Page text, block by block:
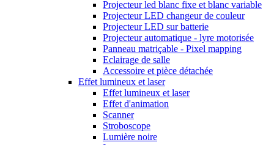
Projecteur led blanc fixe et blanc variable
Projecteur LED changeur de couleur
Projecteur LED sur batterie
Projecteur automatique - lyre motorisée
Panneau matriçable - Pixel mapping
Eclairage de salle
Accessoire et pièce détachée
Effet lumineux et laser
Effet lumineux et laser
Effet d'animation
Scanner
Stroboscope
Lumière noire